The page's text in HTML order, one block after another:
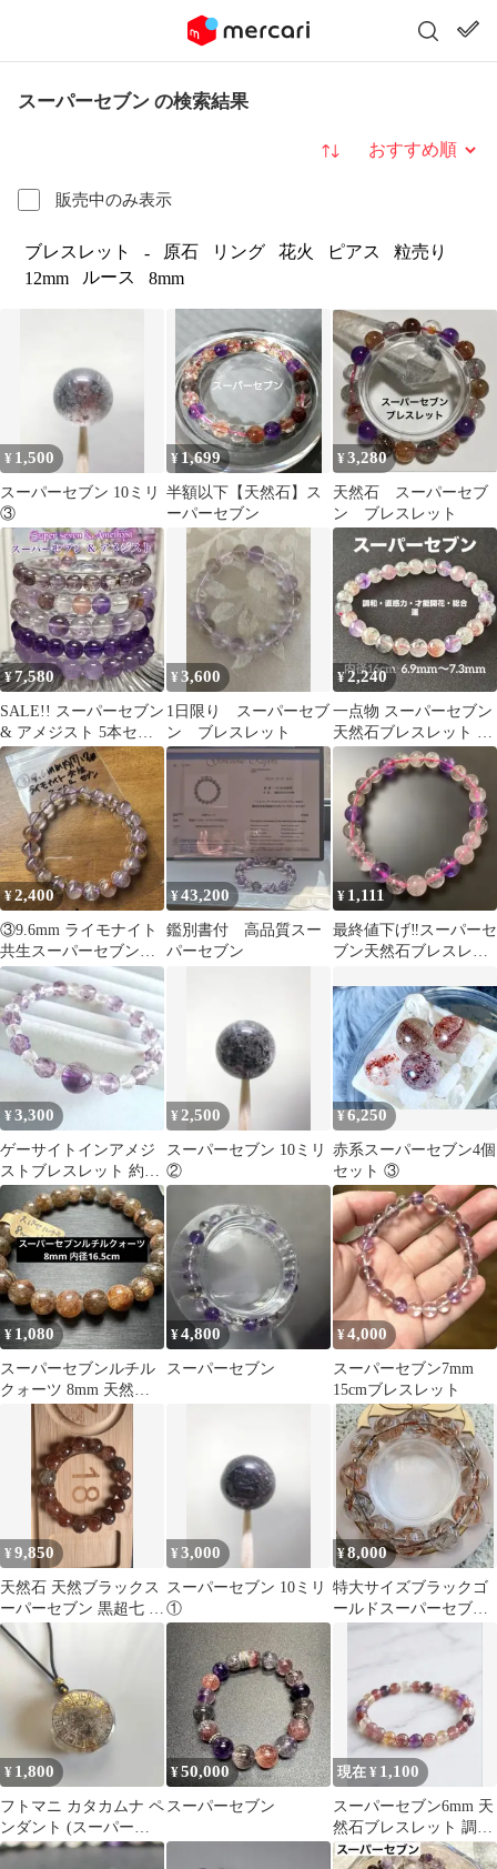
スーパーセブン の検索結果
販売中のみ表示
並び替え
ブレスレット - 原石 リング 花火 ピアス
粒売り
12mm
ルース 8mm
¥ 1,500
スーパーセブン 10ミリ
③
¥1,699
半額以下【天然石】ス
ーパーセブン
¥3,280
天然石 スーパーセブ
ン ブレスレット
¥7,580
SALE!! スーパーセブン
& アメジスト 5本セッ
ト
¥3,600
1日限り スーパーセブ
ン ブレスレット
¥2,240
一点物 スーパーセブン
天然石ブレスレット 希
少 セイクリッドセブン
¥2,400
③9.6mm ライモナイト
共生スーパーセブン
内周17cm
¥43,200
鑑別書付 高品質スー
パーセブン
¥ 1,111
最終値下げ‼️スーパーセ
ブン天然石ブレスレッ
¥3,300
ゲーサイトインアメジ
ストブレスレット 約
11.5mm玉 16cm スーパ
ーセブン
¥ 2,500
スーパーセブン 10ミリ
②
¥6,250
赤系スーパーセブン4個
セット ③
¥ 1,080
スーパーセブンルチル
クォーツ 8mm 天然石
ブレスレット
¥4,800
スーパーセブン
¥4,000
スーパーセブン7mm
15cmブレスレット
¥9,850
天然石 天然ブラックス
ーパーセブン 黒超七 約
12.5mm ブレスレット
¥3,000
スーパーセブン 10ミリ
①
¥8,000
特大サイズブラックゴ
ールドスーパーセブン
約18ミリUP内径約17.5
¥ 1,800
フトマニ カタカムナ ペ
ンダント (スーパーセ
ブン入り)
¥50,000
スーパーセブン
現在 ¥ 1,100
スーパーセブン6mm 天
然石ブレスレット 調和
癒し